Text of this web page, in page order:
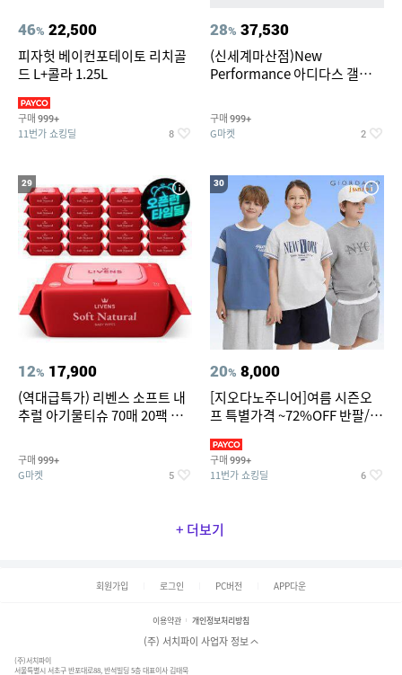
46% 22,500
피자헛 베이컨포테이토 리치골
드 L+콜라 1.25L
구매 999+
11번가 쇼킹딜 8
28% 37,530
(신세계마산점)New
Performance 아디다스 갤럭시
구매 999+
G마켓 2
29
12% 17,900
(역대급특가) 리벤스 소프트 내
추럴 아기물티슈 70매 20팩 캡
구매 999+
G마켓 5
30
20% 8,000
[지오다노주니어]여름 시즌오
프 특별가격 ~72%OFF 반팔/반
구매 999+
11번가 쇼킹딜 6
+ 더보기
회원가입 로그인 PC버전 APP다운
이용약관 개인정보처리방침
(주) 서치파이 사업자 정보
(주)서치파이
서울특별시 서초구 반포대로88, 반석빌딩 5층 대표이사 김태묵